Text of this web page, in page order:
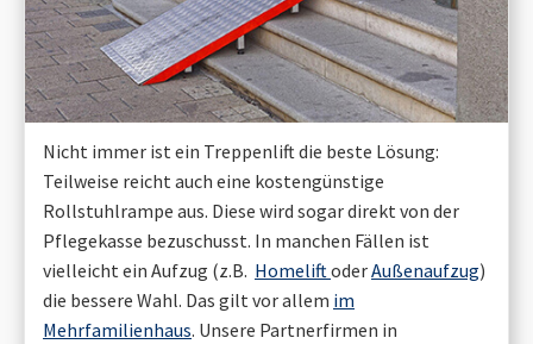
Nicht immer ist ein Treppenlift die beste Lösung:
Teilweise reicht auch eine kostengünstige
Rollstuhlrampe aus. Diese wird sogar direkt von der
Pflegekasse bezuschusst. In manchen Fällen ist
vielleicht ein Aufzug (z.B. HomeliftoderAußenaufzug)
die bessere Wahl. Das gilt vor allem im
Mehrfamilienhaus. Unsere Partnerfirmen in